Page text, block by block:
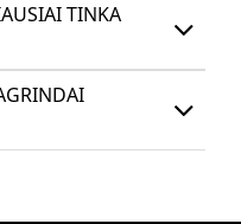
TINKA